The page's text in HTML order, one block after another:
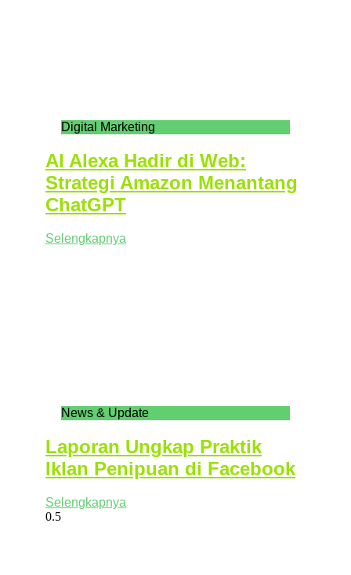
Digital Marketing
AI Alexa Hadir di Web:
Strategi Amazon Menantang
ChatGPT
Selengkapnya
News & Update
Laporan Ungkap Praktik
Iklan Penipuan di Facebook
Selengkapnya